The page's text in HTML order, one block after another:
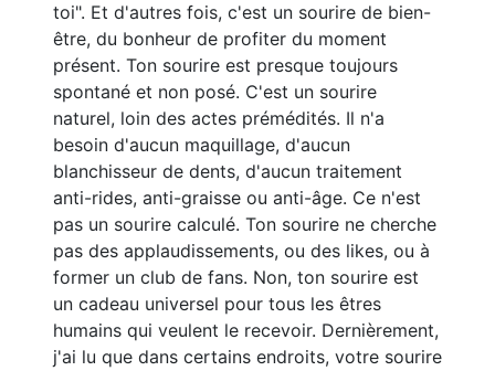
toi". Et d'autres fois, c'est un sourire de bien-
être, du bonheur de profiter du moment
présent. Ton sourire est presque toujours
spontané et non posé. C'est un sourire
naturel, loin des actes prémédités. Il n'a
besoin d'aucun maquillage, d'aucun
blanchisseur de dents, d'aucun traitement
anti-rides, anti-graisse ou anti-âge. Ce n'est
pas un sourire calculé. Ton sourire ne cherche
pas des applaudissements, ou des likes, ou à
former un club de fans. Non, ton sourire est
un cadeau universel pour tous les êtres
humains qui veulent le recevoir. Dernièrement,
j'ai lu que dans certains endroits, votre sourire